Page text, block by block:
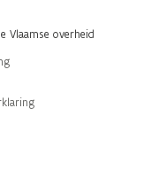
Vlaamse overheid